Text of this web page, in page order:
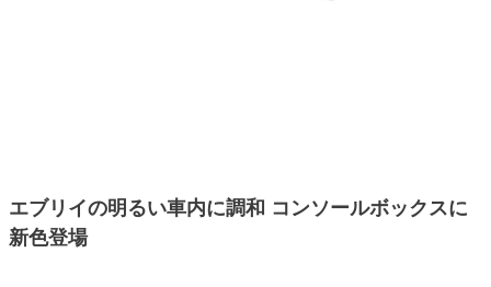
エブリイの明るい車内に調和 コンソールボックスに
新色登場